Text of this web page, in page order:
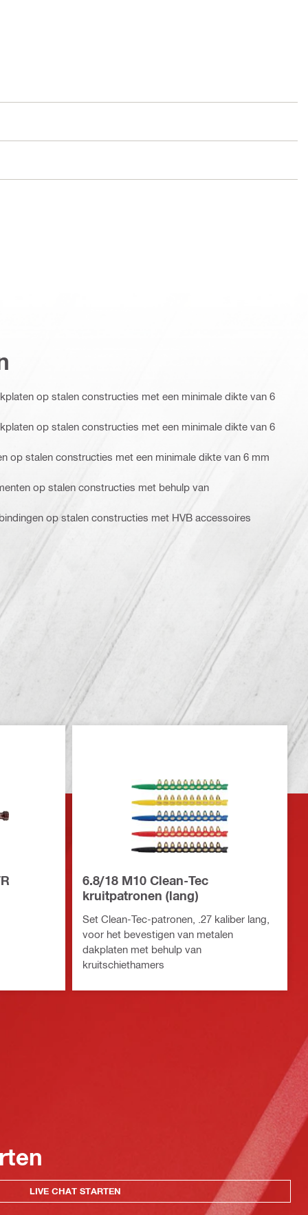
op stalen constructies met een minimale dikte van 6
op stalen constructies met een minimale dikte van 6
op stalen constructies met een minimale dikte van 6 mm
op stalen constructies met behulp van
op stalen constructies met HVB accessoires
6.8/18 M10 Clean-Tec
kruitpatronen (lang)
Set Clean-Tec-patronen, .27 kaliber lang,
voor het bevestigen van metalen
dakplaten met behulp van
kruitschiethamers
LIVE CHAT STARTEN